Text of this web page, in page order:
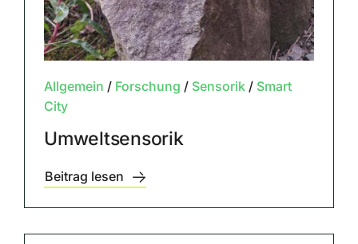
Allgemein / Forschung / Sensorik/ Smart
City
Umweltsensorik
Beitrag lesen